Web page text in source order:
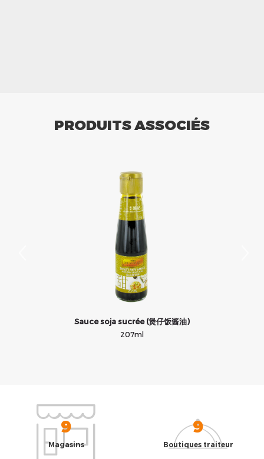
PRODUITS ASSOCIÉS
Sauce soja sucrée (煲仔饭酱油)
207ml
9
Magasins
9
Boutiques traiteur